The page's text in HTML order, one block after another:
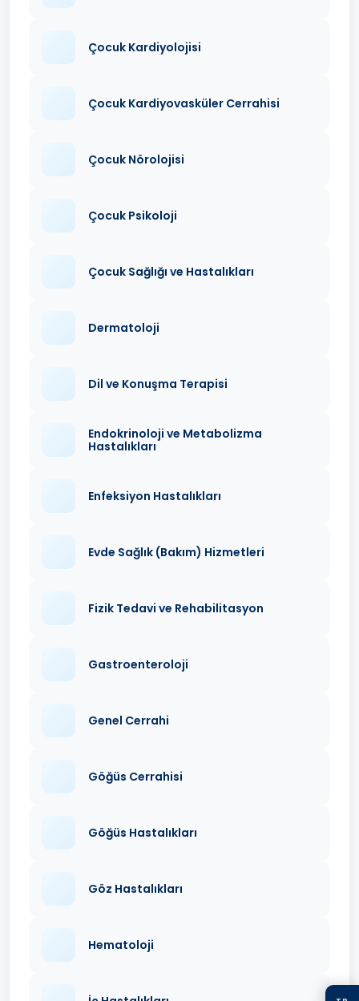
Çocuk Kardiyolojisi
Çocuk Kardiyovasküler Cerrahisi
Çocuk Nörolojisi
Çocuk Psikoloji
Çocuk Sağlığı ve Hastalıkları
Dermatoloji
Dil ve Konuşma Terapisi
Endokrinoloji ve Metabolizma
Hastalıkları
Enfeksiyon Hastalıkları
Evde Sağlık (Bakım) Hizmetleri
Fizik Tedavi ve Rehabilitasyon
Gastroenteroloji
Genel Cerrahi
Göğüs Cerrahisi
Göğüs Hastalıkları
Göz Hastalıkları
Hematoloji